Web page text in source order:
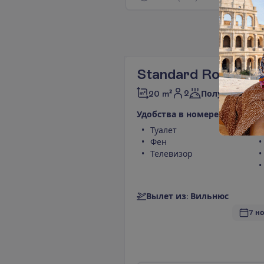
Standard Room
20 m² 2 Полупансион
Удобства в номере
Туалет
Фен
Телевизор
Вылет из: Вильнюс
7